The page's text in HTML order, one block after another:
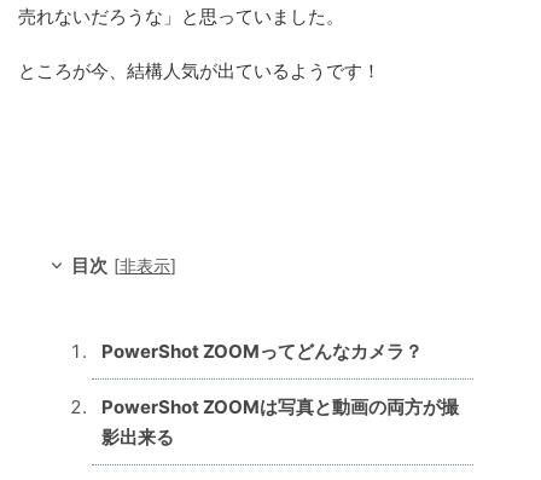
売れないだろうな」と思っていました。
ところが今、結構人気が出ているようです！
目次 [非表示]
PowerShot ZOOMってどんなカメラ？
PowerShot ZOOMは写真と動画の両方が撮
影出来る